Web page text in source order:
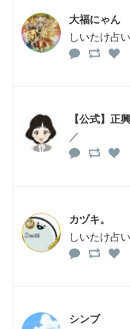
大福にゃん
しいたけ占
【公式】正
／
カヅキ。
しいたけ占
シンブ